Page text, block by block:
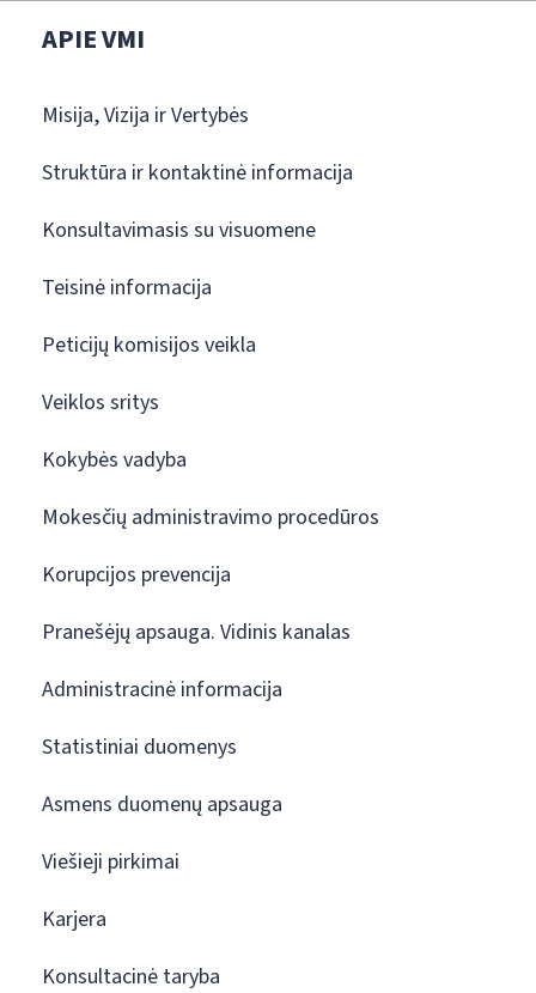
APIE VMI
Misija, Vizija ir Vertybės
Struktūra ir kontaktinė informacija
Konsultavimasis su visuomene
Teisinė informacija
Peticijų komisijos veikla
Veiklos sritys
Kokybės vadyba
Mokesčių administravimo procedūros
Korupcijos prevencija
Pranešėjų apsauga. Vidinis kanalas
Administracinė informacija
Statistiniai duomenys
Asmens duomenų apsauga
Viešieji pirkimai
Karjera
Konsultacinė taryba